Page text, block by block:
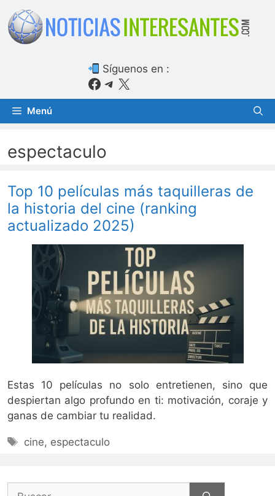
Saltar
contenido
Síguenos en :
Facebook
Telegram
X
Menú
espectaculo
Top 10 películas más taquilleras de
la historia del cine (ranking
actualizado 2025)
Estas 10 películas no solo entretienen, sino que
despiertan algo profundo en ti: motivación, coraje y
ganas de cambiar tu realidad.
Etiquetas
cine, espectaculo